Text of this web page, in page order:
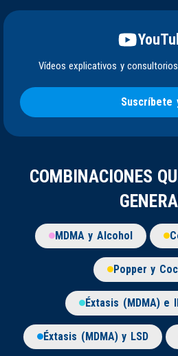
Vídeos explicativos y
Suscríbete
COMBINACIONES
MDMA y Alcohol
Popper y
Éxtasis (MDMA) e
Éxtasis (MDMA) y LSD